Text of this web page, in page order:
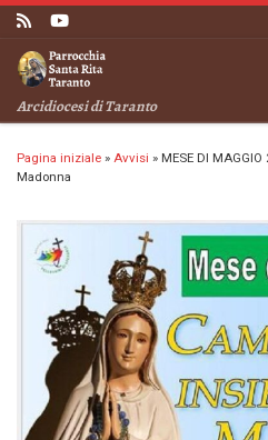
Passa al contenuto
Arcidiocesi di Taranto
Pagina iniziale » Avvisi » MESE DI
Madonna